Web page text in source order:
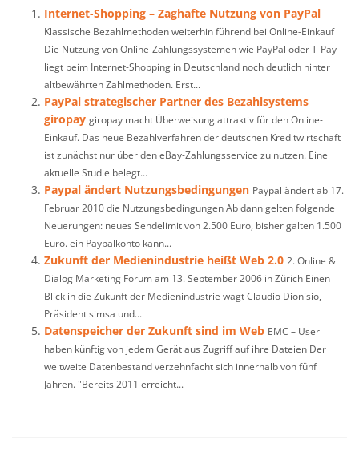
Internet-Shopping – Zaghafte Nutzung von PayPal
Klassische Bezahlmethoden weiterhin führend bei Online-Einkauf
Die Nutzung von Online-Zahlungssystemen wie PayPal oder T-Pay
liegt beim Internet-Shopping in Deutschland noch deutlich hinter
altbewährten Zahlmethoden. Erst...
PayPal strategischer Partner des Bezahlsystems
giropay giropay macht Überweisung attraktiv für den Online-
Einkauf. Das neue Bezahlverfahren der deutschen Kreditwirtschaft
ist zunächst nur über den eBay-Zahlungsservice zu nutzen. Eine
aktuelle Studie belegt...
Paypal ändert Nutzungsbedingungen Paypal ändert ab 17.
Februar 2010 die Nutzungsbedingungen Ab dann gelten folgende
Neuerungen: neues Sendelimit von 2.500 Euro, bisher galten 1.500
Euro. ein Paypalkonto kann...
Zukunft der Medienindustrie heißt Web 2.0 2. Online &
Dialog Marketing Forum am 13. September 2006 in Zürich Einen
Blick in die Zukunft der Medienindustrie wagt Claudio Dionisio,
Präsident simsa und...
Datenspeicher der Zukunft sind im Web EMC – User
haben künftig von jedem Gerät aus Zugriff auf ihre Dateien Der
weltweite Datenbestand verzehnfacht sich innerhalb von fünf
Jahren. "Bereits 2011 erreicht...